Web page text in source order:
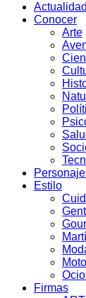
Actualidad
Conocer
Arte
Estilo
Firmas